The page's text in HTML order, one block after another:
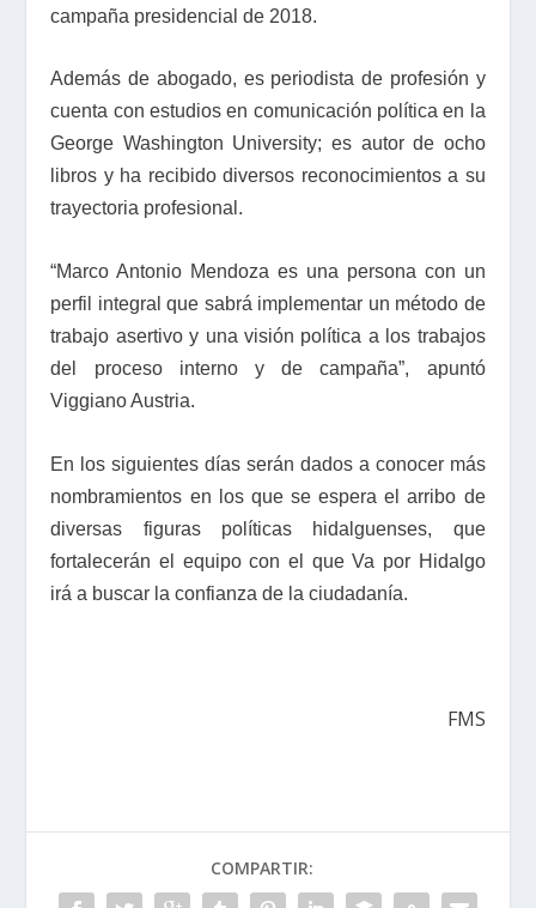
campaña presidencial de 2018.
Además de abogado, es periodista de profesión y
cuenta con estudios en comunicación política en la
George Washington University; es autor de ocho
libros y ha recibido diversos reconocimientos a su
trayectoria profesional.
“Marco Antonio Mendoza es una persona con un
perfil integral que sabrá implementar un método de
trabajo asertivo y una visión política a los trabajos
del proceso interno y de campaña”, apuntó
Viggiano Austria.
En los siguientes días serán dados a conocer más
nombramientos en los que se espera el arribo de
diversas figuras políticas hidalguenses, que
fortalecerán el equipo con el queVa por Hidalgo
irá a buscar la confianza de la ciudadanía.
FMS
COMPARTIR: